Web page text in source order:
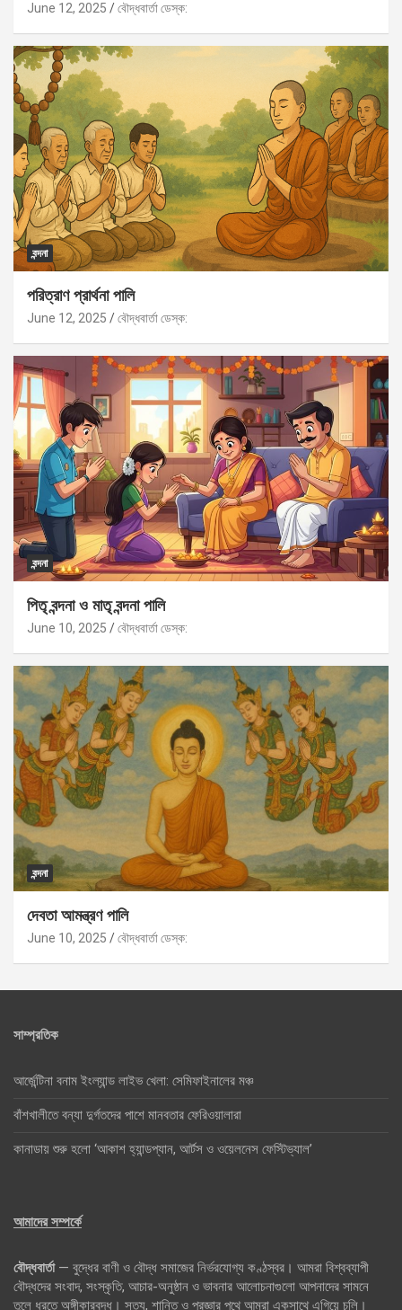
June 12, 2025 বৌদ্ধবার্তা ডেস্ক:
বন্দনা
পরিত্রাণ প্রার্থনা পালি
June 12, 2025 বৌদ্ধবার্তা ডেস্ক:
বন্দনা
পিতৃ বন্দনা ও মাতৃ বন্দনা পালি
June 10, 2025 বৌদ্ধবার্তা ডেস্ক:
বন্দনা
দেবতা আমন্ত্রণ পালি
June 10, 2025 বৌদ্ধবার্তা ডেস্ক:
সাম্প্রতিক
আর্জেন্টিনা বনাম ইংল্যান্ড লাইভ খেলা: সেমিফাইনালের মঞ্চ
বাঁশখালীতে বন্যা দুর্গতদের পাশে মানবতার ফেরিওয়ালারা
কানাডায় শুরু হলো ‘আকাশ হ্যান্ডপ্যান, আর্টস ও ওয়েলনেস ফেস্টিভ্যাল’
আমাদের সম্পর্কে
বৌদ্ধবার্তা— বুদ্ধের বাণী ও বৌদ্ধ সমাজের নির্ভরযোগ্য কণ্ঠস্বর। আমরা বিশ্বব্যাপী
বৌদ্ধদের সংবাদ, সংস্কৃতি, আচার-অনুষ্ঠান ও ভাবনার আলোচনাগুলো আপনাদের সামনে
তুলে ধরতে অঙ্গীকারবদ্ধ। সত্য, শান্তি ও প্রজ্ঞার পথে আমরা একসাথে এগিয়ে চলি।